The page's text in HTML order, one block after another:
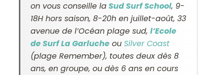
on vous conseille laSud Surf School, 9-
18H hors saison, 8-20h en juillet-août, 33
avenue de l’Océan plage sud,l’Ecole
de Surf La Garluche ouSilver Coast
(plage Remember), toutes deux dès 8
ans, en groupe, ou dès 6 ans en cours